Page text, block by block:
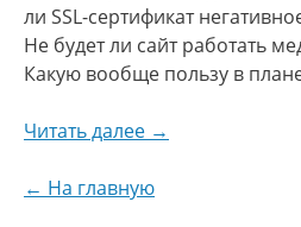
ли SSL-сертификат
Не будет ли сайт работать
Какую вообще пользу в
Читать далее →
← На главную